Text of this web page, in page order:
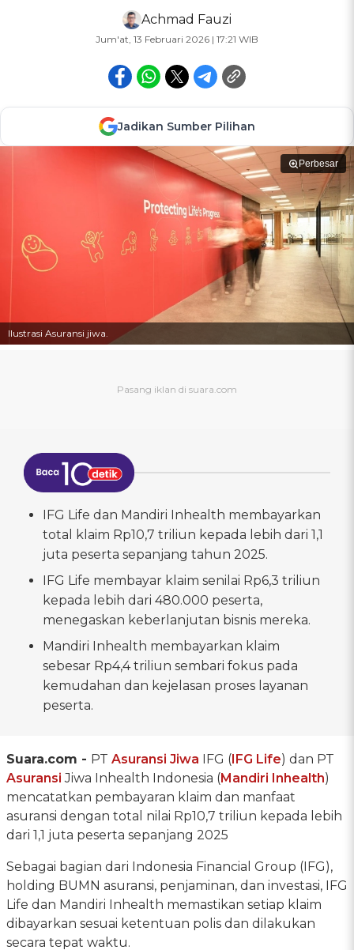
Achmad Fauzi
Jum'at, 13 Februari 2026 | 17:21 WIB
Jadikan Sumber Pilihan
Perbesar
Ilustrasi Asuransi jiwa.
IFG Life dan Mandiri Inhealth membayarkan
total klaim Rp10,7 triliun kepada lebih dari 1,1
juta peserta sepanjang tahun 2025.
IFG Life membayar klaim senilai Rp6,3 triliun
kepada lebih dari 480.000 peserta,
menegaskan keberlanjutan bisnis mereka.
Mandiri Inhealth membayarkan klaim
sebesar Rp4,4 triliun sembari fokus pada
kemudahan dan kejelasan proses layanan
peserta.
Suara.com - PT Asuransi Jiwa IFG (IFG Life) dan PT
Asuransi Jiwa Inhealth Indonesia (Mandiri Inhealth)
mencatatkan pembayaran klaim dan manfaat
asuransi dengan total nilai Rp10,7 triliun kepada lebih
dari 1,1 juta peserta sepanjang 2025
Sebagai bagian dari Indonesia Financial Group (IFG),
holding BUMN asuransi, penjaminan, dan investasi, IFG
Life dan Mandiri Inhealth memastikan setiap klaim
dibayarkan sesuai ketentuan polis dan dilakukan
secara tepat waktu.